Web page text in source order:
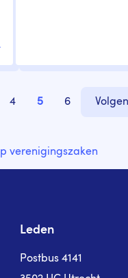
4
5
6
verenigingszaken
Leden
Postbus 4141